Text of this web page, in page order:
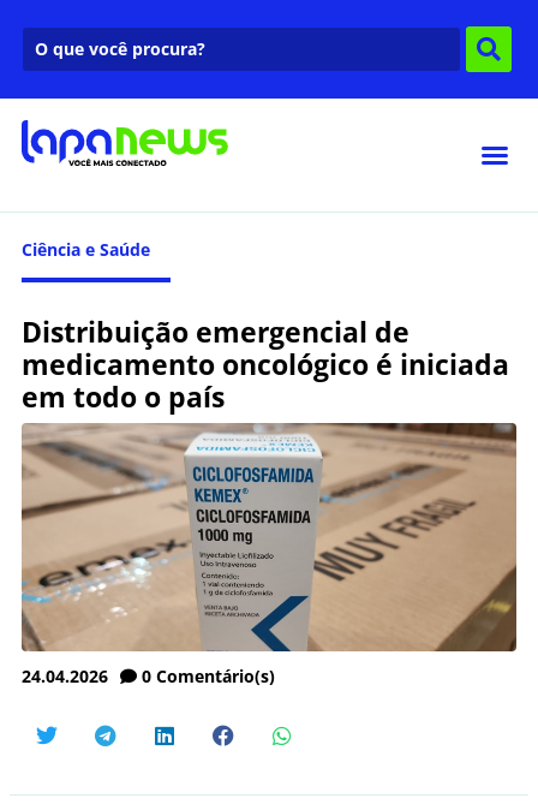
Ciência e Saúde
Distribuição emergencial de
medicamento oncológico é iniciada
em todo o país
24.04.2026 0 Comentário(s)